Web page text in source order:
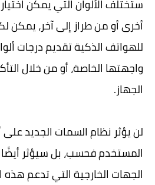
ستختلف الألوان التي يمكن
أخرى أو من طراز إلى آخر،
للهواتف الذكية تقديم درجات
واجهتها الخاصة، أو من خلال
الجهاز.
لن يؤثر نظام السمات الجديد
المستخدم فحسب، بل سيؤثر
الجهات الخارجية التي تدعم هذه